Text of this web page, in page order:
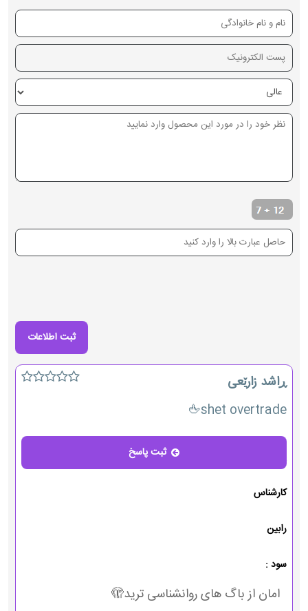
ڕاشد زارێعی
shet overtrade🖕
ثبت پاسخ
کارشناس
رابین
سود :
امان از باگ های روانشناسی ترید🫣